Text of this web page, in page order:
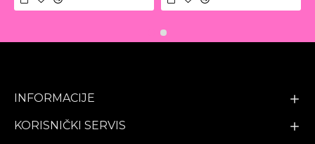
INFORMACIJE
KORISNIČKI SERVIS